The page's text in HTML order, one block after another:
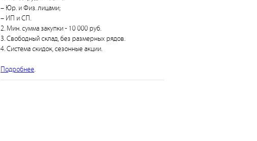
– Юр. и Физ. лицами;
– ИП и СП.
2. Мин. сумма закупки - 10 000 руб.
3. Свободный склад, без размерных рядов.
4. Система скидок, сезонные акции.
Подробнее.